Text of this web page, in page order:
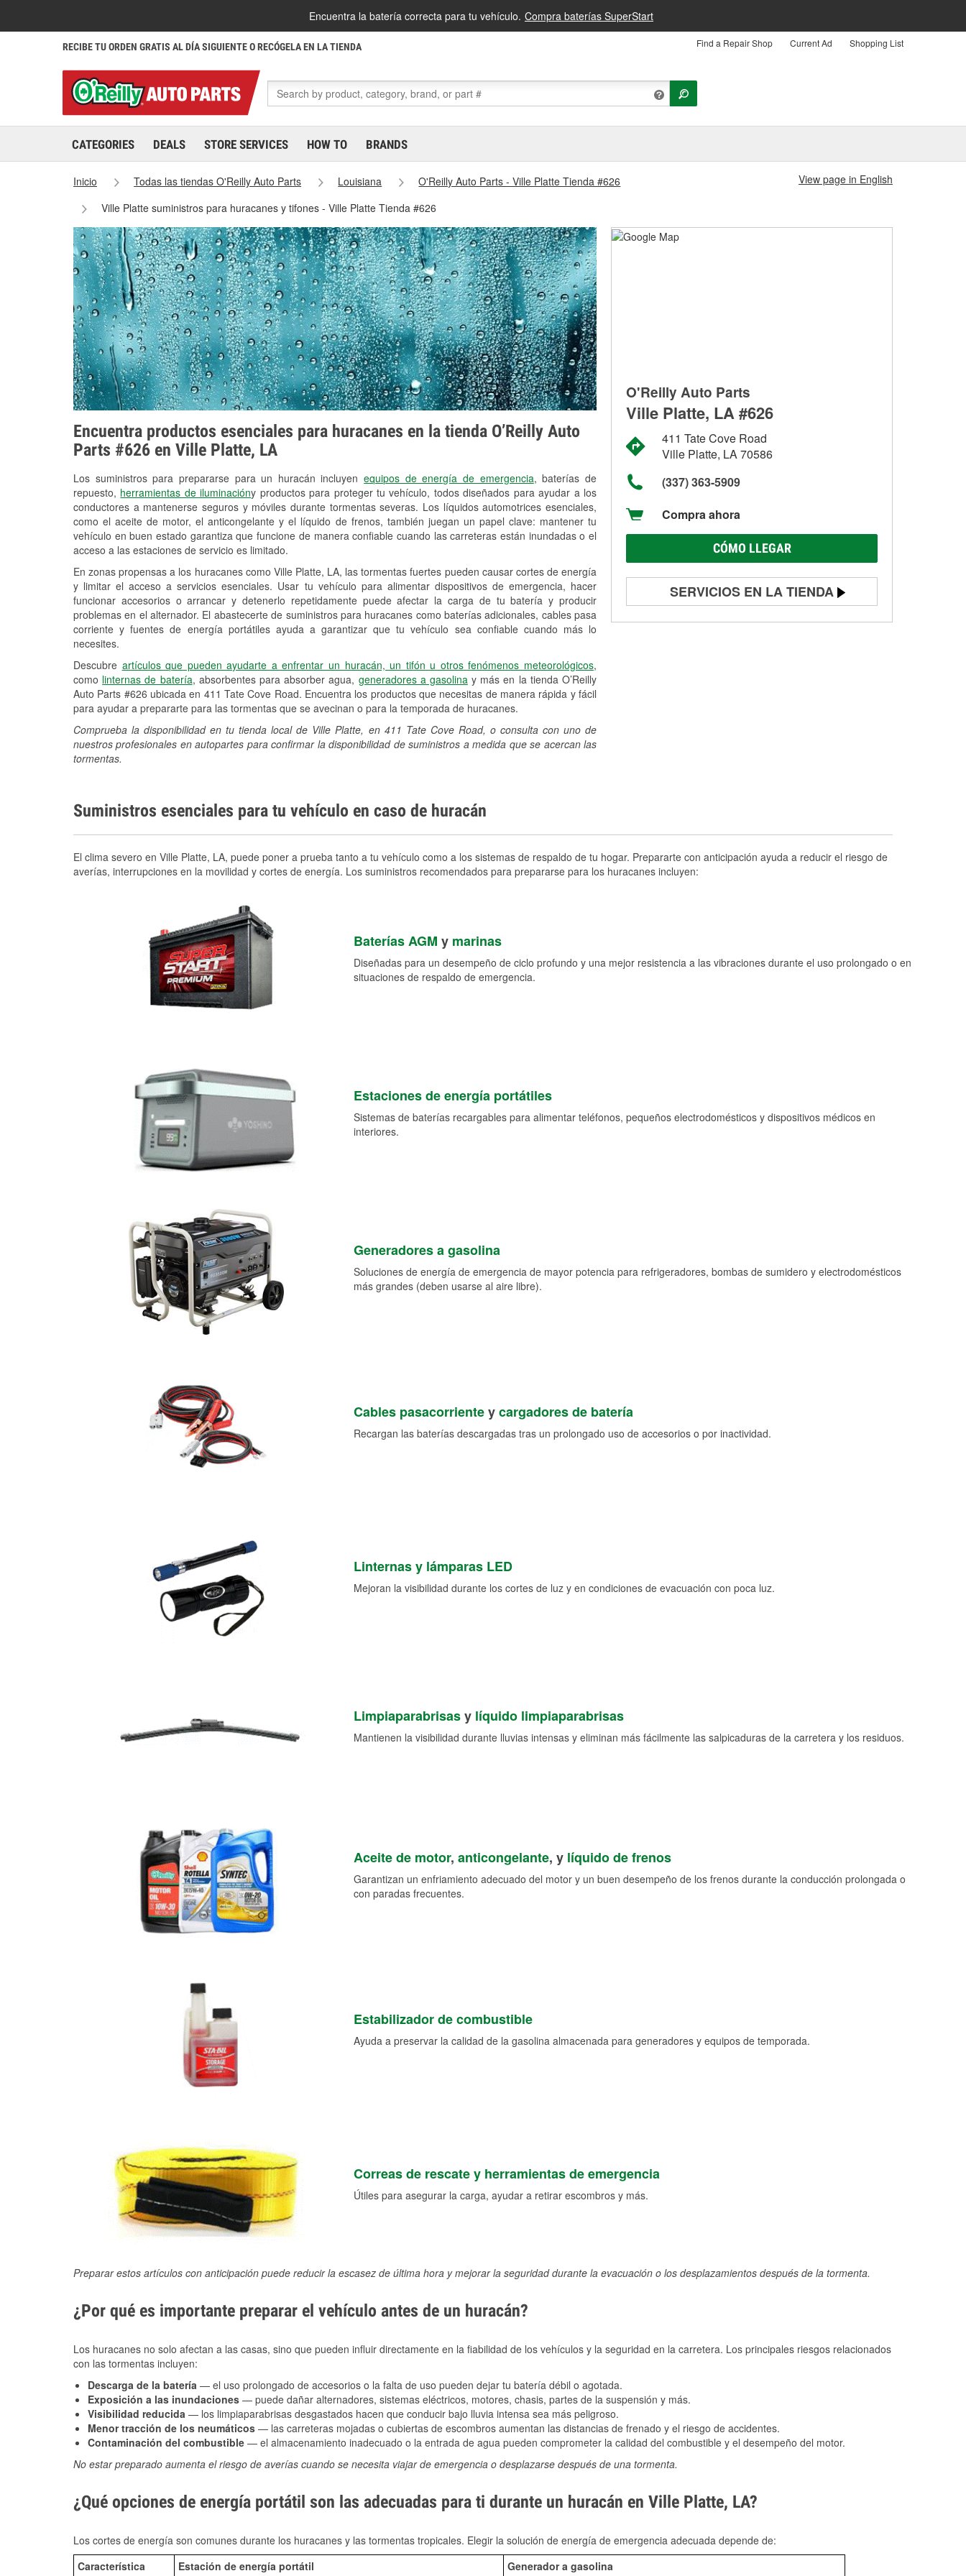
Encuentra la batería correcta para tu vehículo. Compra baterías SuperStart
RECIBE TU ORDEN GRATIS AL DÍA SIGUIENTE O RECÓGELA EN LA TIENDA Find a Repair Shop Current Ad Shopping List
CATEGORIES DEALS STORE SERVICES HOW TO BRANDS
Inicio Todas las tiendas O'Reilly Auto Parts Louisiana
O'Reilly Auto Parts - Ville Platte Tienda #626
Ville Platte suministros para huracanes y tifones - Ville Platte Tienda #626
View page in English
Encuentra productos esenciales para huracanes en la tienda O’Reilly Auto
Parts #626 en Ville Platte, LA
Los suministros para prepararse para un huracán incluyenequipos de energía de emergencia, baterías de
repuesto, herramientas de iluminacióny productos para proteger tu vehículo, todos diseñados para ayudar a los
conductores a mantenerse seguros y móviles durante tormentas severas. Los líquidos automotrices esenciales,
como el aceite de motor, el anticongelante y el líquido de frenos, también juegan un papel clave: mantener tu
vehículo en buen estado garantiza que funcione de manera confiable cuando las carreteras están inundadas o el
acceso a las estaciones de servicio es limitado.
En zonas propensas a los huracanes como Ville Platte, LA, las tormentas fuertes pueden causar cortes de energía
y limitar el acceso a servicios esenciales. Usar tu vehículo para alimentar dispositivos de emergencia, hacer
funcionar accesorios o arrancar y detenerlo repetidamente puede afectar la carga de tu batería y producir
problemas en el alternador. El abastecerte de suministros para huracanes como baterías adicionales, cables pasa
corriente y fuentes de energía portátiles ayuda a garantizar que tu vehículo sea confiable cuando más lo
necesites.
Descubre artículos que pueden ayudarte a enfrentar un huracán, un tifón u otros fenómenos meteorológicos,
como linternas de batería, absorbentes para absorber agua, generadores a gasolinay más en la tienda O’Reilly
Auto Parts #626 ubicada en 411 Tate Cove Road. Encuentra los productos que necesitas de manera rápida y fácil
para ayudar a prepararte para las tormentas que se avecinan o para la temporada de huracanes.
Comprueba la disponibilidad en tu tienda local de Ville Platte, en 411 Tate Cove Road, o consulta con uno de
nuestros profesionales en autopartes para confirmar la disponibilidad de suministros a medida que se acercan las
tormentas.
O'Reilly Auto Parts
Ville Platte, LA #626
411 Tate Cove Road
Ville Platte, LA 70586
(337) 363-5909
Compra ahora
CÓMO LLEGAR
SERVICIOS EN LA TIENDA
Prueba de batería
Conoce más
Suministros esenciales para tu vehículo en caso de huracán
El clima severo en Ville Platte, LA, puede poner a prueba tanto a tu vehículo como a los sistemas de respaldo de tu hogar. Prepararte con anticipación ayuda a reducir el riesgo de
averías, interrupciones en la movilidad y cortes de energía. Los suministros recomendados para prepararse para los huracanes incluyen:
Baterías AGM y marinas
Diseñadas para un desempeño de ciclo profundo y una mejor resistencia a las vibraciones durante el uso prolongado o en
situaciones de respaldo de emergencia.
Estaciones de energía portátiles
Sistemas de baterías recargables para alimentar teléfonos, pequeños electrodomésticos y dispositivos médicos en
interiores.
Generadores a gasolina
Soluciones de energía de emergencia de mayor potencia para refrigeradores, bombas de sumidero y electrodomésticos
más grandes (deben usarse al aire libre).
Cables pasacorrienteycargadores de batería
Recargan las baterías descargadas tras un prolongado uso de accesorios o por inactividad.
Linternas y lámparas LED
Mejoran la visibilidad durante los cortes de luz y en condiciones de evacuación con poca luz.
Limpiaparabrisasy líquido limpiaparabrisas
Mantienen la visibilidad durante lluvias intensas y eliminan más fácilmente las salpicaduras de la carretera y los residuos.
Aceite de motor, anticongelante, y líquido de frenos
Garantizan un enfriamiento adecuado del motor y un buen desempeño de los frenos durante la conducción prolongada o
con paradas frecuentes.
Estabilizador de combustible
Ayuda a preservar la calidad de la gasolina almacenada para generadores y equipos de temporada.
Correas de rescate y herramientas de emergencia
Útiles para asegurar la carga, ayudar a retirar escombros y más.
Preparar estos artículos con anticipación puede reducir la escasez de última hora y mejorar la seguridad durante la evacuación o los desplazamientos después de la tormenta.
¿Por qué es importante preparar el vehículo antes de un huracán?
Los huracanes no solo afectan a las casas, sino que pueden influir directamente en la fiabilidad de los vehículos y la seguridad en la carretera. Los principales riesgos relacionados
con las tormentas incluyen:
Descarga de la batería — el uso prolongado de accesorios o la falta de uso pueden dejar tu batería débil o agotada.
Exposición a las inundaciones — puede dañar alternadores, sistemas eléctricos, motores, chasis, partes de la suspensión y más.
Visibilidad reducida — los limpiaparabrisas desgastados hacen que conducir bajo lluvia intensa sea más peligroso.
Menor tracción de los neumáticos — las carreteras mojadas o cubiertas de escombros aumentan las distancias de frenado y el riesgo de accidentes.
Contaminación del combustible — el almacenamiento inadecuado o la entrada de agua pueden comprometer la calidad del combustible y el desempeño del motor.
No estar preparado aumenta el riesgo de averías cuando se necesita viajar de emergencia o desplazarse después de una tormenta.
¿Qué opciones de energía portátil son las adecuadas para ti durante un huracán en Ville Platte, LA?
Los cortes de energía son comunes durante los huracanes y las tormentas tropicales. Elegir la solución de energía de emergencia adecuada depende de:
Característica
Estación de energía portátil Generador a gasolina